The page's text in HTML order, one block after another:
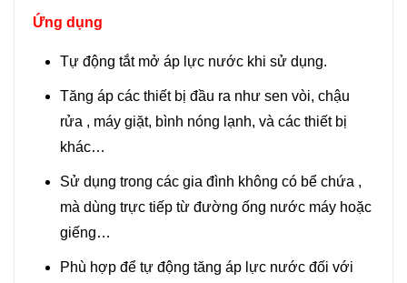
Ứng dụng
Tự động tắt mở áp lực nước khi sử dụng.
Tăng áp các thiết bị đầu ra như sen vòi, chậu
rửa , máy giặt, bình nóng lạnh, và các thiết bị
khác…
Sử dụng trong các gia đình không có bể chứa ,
mà dùng trực tiếp từ đường ống nước máy hoặc
giếng…
Phù hợp để tự động tăng áp lực nước đối với